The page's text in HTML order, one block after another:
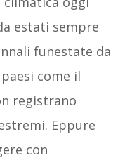
estati sempre
funestate da
come il
registrano
Eppure
con